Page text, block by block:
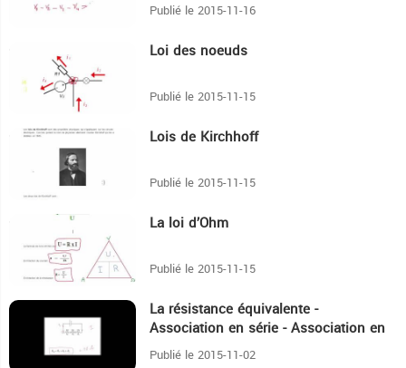
Publié le 2015-11-16
Loi des noeuds
Publié le 2015-11-15
1:46 Lois de Kirchhoff
Publié le 2015-11-15
La loi d’Ohm
Publié le 2015-11-15
La résistance équivalente -
Association en série - Association en
parallèle
Publié le 2015-11-02